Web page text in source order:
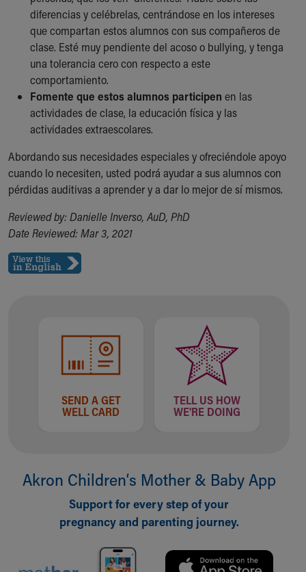
diferencias y celébrelas, centrándose en los intereses
que compartan estos alumnos con sus compañeros de
clase. Esté muy pendiente del acoso o bullying, y tenga
una tolerancia cero con respecto a este
comportamiento.
Fomente que estos alumnos participen en las
actividades de clase, la educación física y las
actividades extraescolares.
Abordando sus necesidades especiales y ofreciéndole apoyo
cuando lo necesiten, usted podrá ayudar a sus alumnos con
pérdidas auditivas a aprender y a dar lo mejor de sí mismos.
Reviewed by: Danielle Inverso, AuD, PhD
Date Reviewed: Mar 3, 2021
SEND A GET
WELL CARD
TELL US HOW
WE'RE DOING
Akron Children‘s Mother & Baby App
Support for every step of your
pregnancy and parenting journey.